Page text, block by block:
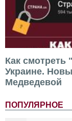
Как
Украине.
Медведевой
ПОПУЛЯРНОЕ